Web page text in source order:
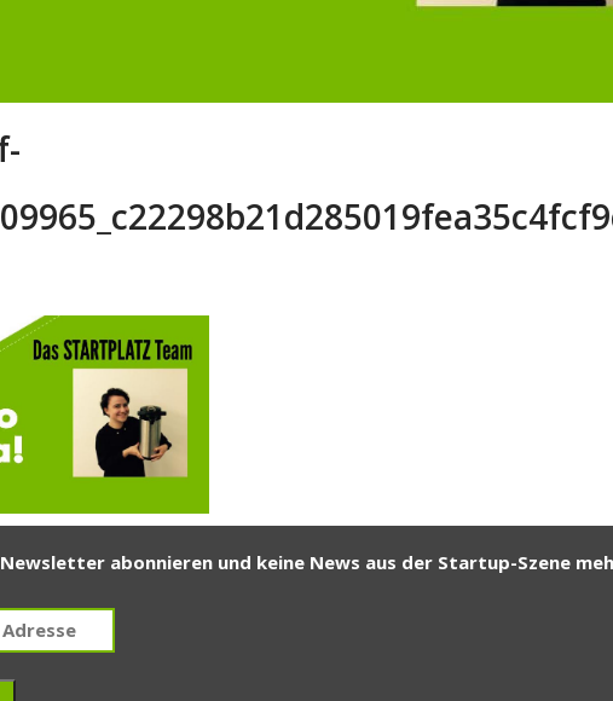
abonnieren und keine News aus der Startup-Szene